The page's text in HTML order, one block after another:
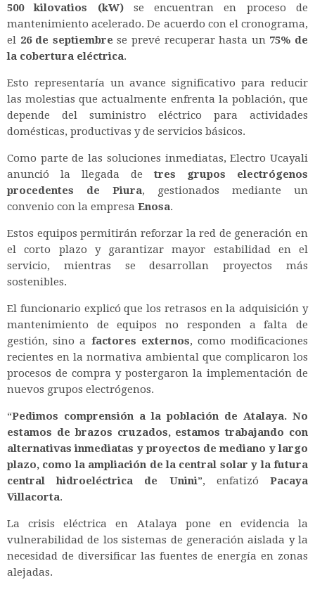
500 kilovatios (kW)se encuentran en proceso de
mantenimiento acelerado. De acuerdo con el cronograma,
el 26 de septiembre se prevé recuperar hasta un 75% de
la cobertura eléctrica.
Esto representaría un avance significativo para reducir
las molestias que actualmente enfrenta la población, que
depende del suministro eléctrico para actividades
domésticas, productivas y de servicios básicos.
Como parte de las soluciones inmediatas, Electro Ucayali
anunció la llegada de tres grupos electrógenos
procedentes de Piura, gestionados mediante un
convenio con la empresa Enosa.
Estos equipos permitirán reforzar la red de generación en
el corto plazo y garantizar mayor estabilidad en el
servicio, mientras se desarrollan proyectos más
sostenibles.
El funcionario explicó que los retrasos en la adquisición y
mantenimiento de equipos no responden a falta de
gestión, sino a factores externos, como modificaciones
recientes en la normativa ambiental que complicaron los
procesos de compra y postergaron la implementación de
nuevos grupos electrógenos.
“Pedimos comprensión a la población de Atalaya. No
estamos de brazos cruzados, estamos trabajando con
alternativas inmediatas y proyectos de mediano y largo
plazo, como la ampliación de la central solar y la futura
central hidroeléctrica de Unini”, enfatizóPacaya
Villacorta.
La crisis eléctrica en Atalaya pone en evidencia la
vulnerabilidad de los sistemas de generación aislada y la
necesidad de diversificar las fuentes de energía en zonas
alejadas.